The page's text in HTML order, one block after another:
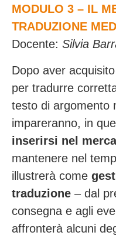
MODULO 3 – IL
TRADUZIONE
Docente: Silvia
Dopo aver
per tradurre
testo di argomento
impareranno, in
inserirsi nel
mantenere nel
illustrerà come
traduzione – dal
consegna e agli
affronterà alcuni